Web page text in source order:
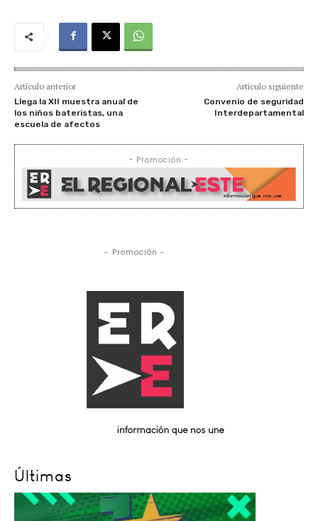
Artículo anterior
Llega la XII muestra anual de
los niños bateristas, una
escuela de afectos
Artículo siguiente
Convenio de seguridad
Interdepartamental
- Promoción -
- Promoción -
Últimas